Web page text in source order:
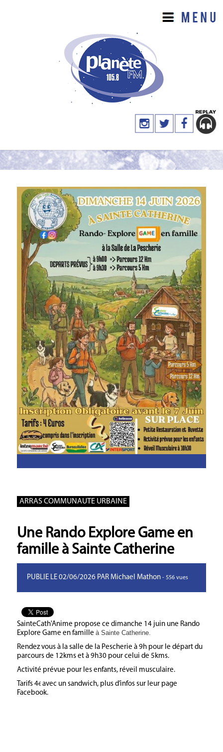
ARRAS COMMUNAUTE URBAINE
Une Rando Explore Game en
famille à Sainte Catherine
PUBLIE LE 02/06/2026 PAR Michael Mathon - 556 vues
SainteCath'Anime propose ce dimanche 14 juin une Rando
Explore Game en familleà Sainte Catherine.
Rendez vous à la salle de la Pescherie à 9h pour le départ du
parcours de 12kms et à 9h30 pour celui de 5kms.
Activité prévue pour les enfants, réveil musculaire.
Tarifs 4€avec un sandwich, plus d’infos sur leur page
Facebook.